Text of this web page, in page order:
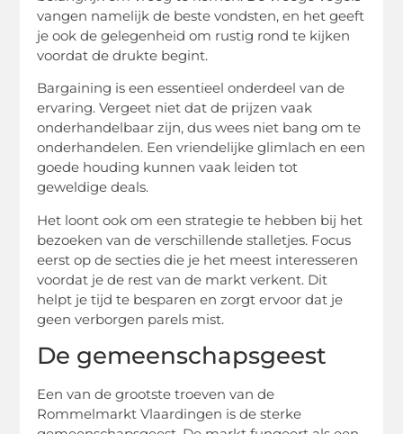
vangen namelijk de beste vondsten, en het geeft
je ook de gelegenheid om rustig rond te kijken
voordat de drukte begint.
Bargaining is een essentieel onderdeel van de
ervaring. Vergeet niet dat de prijzen vaak
onderhandelbaar zijn, dus wees niet bang om te
onderhandelen. Een vriendelijke glimlach en een
goede houding kunnen vaak leiden tot
geweldige deals.
Het loont ook om een strategie te hebben bij het
bezoeken van de verschillende stalletjes. Focus
eerst op de secties die je het meest interesseren
voordat je de rest van de markt verkent. Dit
helpt je tijd te besparen en zorgt ervoor dat je
geen verborgen parels mist.
De gemeenschapsgeest
Een van de grootste troeven van de
Rommelmarkt Vlaardingen is de sterke